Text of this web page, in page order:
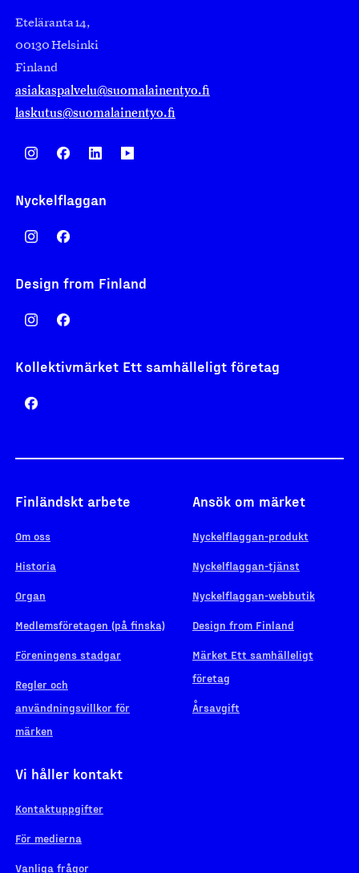
Eteläranta 14,
00130 Helsinki
Finland
asiakaspalvelu@suomalainentyo.fi
laskutus@suomalainentyo.fi
Nyckelflaggan
Design from Finland
Kollektivmärket Ett samhälleligt företag
Finländskt arbete
Om oss
Historia
Organ
Medlemsföretagen (på finska)
Föreningens stadgar
Regler och
användningsvillkor för
märken
Ansök om märket
Nyckelflaggan-produkt
Nyckelflaggan-tjänst
Nyckelflaggan-webbutik
Design from Finland
Märket Ett samhälleligt
företag
Årsavgift
Vi håller kontakt
Kontaktuppgifter
För medierna
Vanliga frågor